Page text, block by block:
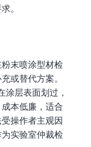
。
末喷涂型材检
或替代方案。
涂层表面划过，
本低廉，适合
操作者主观因
实验室仲裁检